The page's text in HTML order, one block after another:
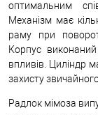
оптимальним
Механізм має
раму при
Корпус
впливів. Циліндр
захисту
Радлок мімоза